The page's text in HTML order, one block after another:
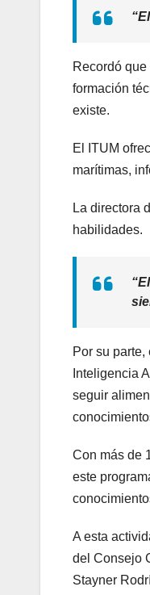
Recordó
formación
existe.
El ITUM
marítimas,
La directora
habilidades.
Por su
Inteligencia
seguir
Con más de
este
A esta
del Consejo
Stayner